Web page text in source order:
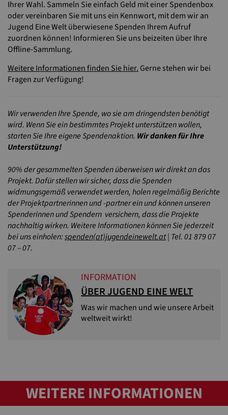
Ihrer Wahl. Sammeln Sie einfach Geld mit einer Spendenbox
oder vereinbaren Sie mit uns ein Kennwort, mit dem wir an
Jugend Eine Welt überwiesene Spenden Ihrem Aufruf
zuordnen können! Informieren Sie uns beizeiten über Ihre
Offline-Sammlung.
Weitere Informationen finden Sie hier. Gerne stehen wir bei
Fragen zur Verfügung!
Wir verwenden Ihre Spende, wo sie am dringendsten benötigt
wird. Wenn Sie ein bestimmtes Projekt unterstützen wollen,
starten Sie Ihre eigene Spendenaktion. Wir danken für Ihre
Unterstützung!
90% der gesammelten Spenden überweisen wir direkt an das
Projekt. Dafür stellen wir sicher, dass die Spenden
widmungsgemäß verwendet werden, holen regelmäßig Berichte
der Projektpartnerinnen und -partner ein und können unseren
Spenderinnen und Spendern versichern, dass die Projekte
nachhaltig wirken. Weitere Informationen können Sie jederzeit
bei uns einholen:spenden(at)jugendeinewelt.at| Tel. 01 879 07
07 – 07.
INFORMATION
ÜBER JUGEND EINE WELT
Was wir machen und wie unsere Arbeit
weltweit wirkt!
WEITERE INFORMATIONEN